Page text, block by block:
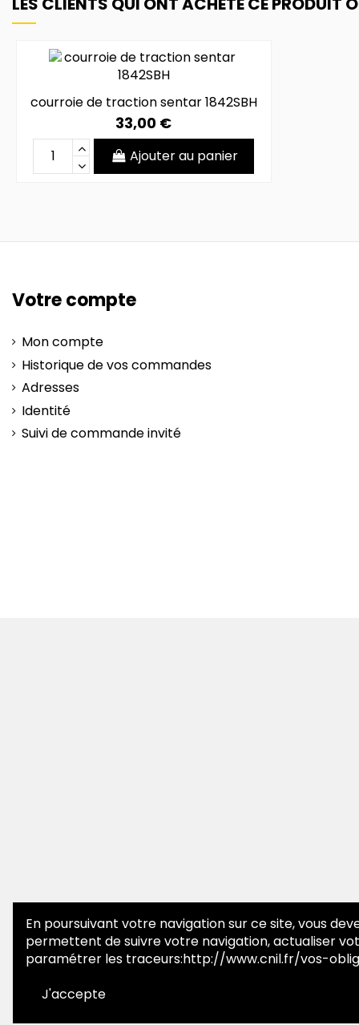
courroie de traction sentar 1842SBH
33,00 €
Ajouter au panier
Votre compte
Mon compte
Historique de vos commandes
Adresses
Identité
Suivi de commande invité
En poursuivant votre navigation sur ce site, vous
permettent de suivre votre navigation, actualiser
paramétrer les traceurs:http://www.cnil.fr/vos-
J'accepte